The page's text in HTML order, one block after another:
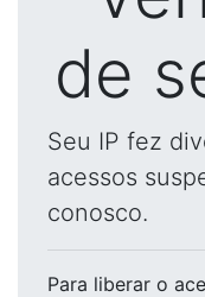
de
Seu IP fez
acessos
conosco.
Para liberar o